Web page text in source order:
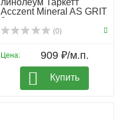
линолеум Таркетт
Acczent Mineral AS GRIT
3
(0)
Цена: 909 ₽/м.п.
Купить